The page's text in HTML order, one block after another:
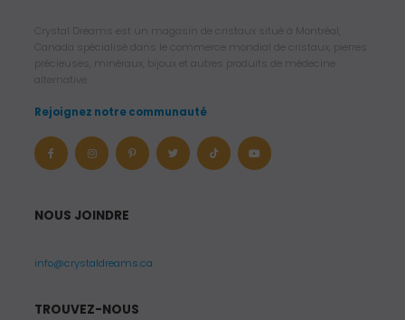
Crystal Dreams est un magasin de cristaux situé à Montréal,
Canada spécialisé dans le commerce mondial de cristaux, pierres
précieuses, minéraux, bijoux et autres produits de médecine
alternative.
Rejoignez notre communauté
NOUS JOINDRE
info@crystaldreams.ca
TROUVEZ-NOUS